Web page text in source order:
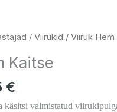
/ Viirukid / Viiruk Hem
Kaitse
€.
€
Praegune
hind
on:
2,55 €.
käsitsi valmistatud